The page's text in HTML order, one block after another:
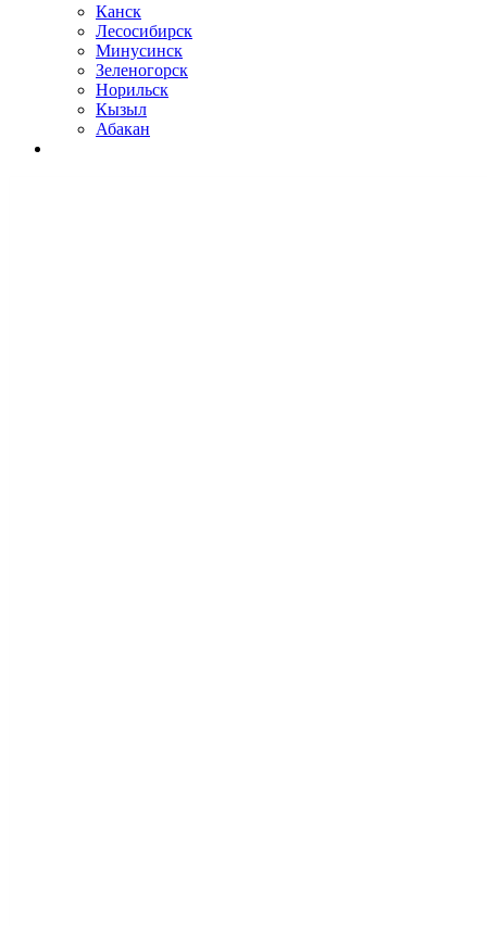
Канск
Лесосибирск
Минусинск
Зеленогорск
Норильск
Кызыл
Абакан